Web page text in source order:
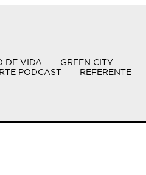
DE VIDA
GREEN CITY
PODCAST REFERENTE